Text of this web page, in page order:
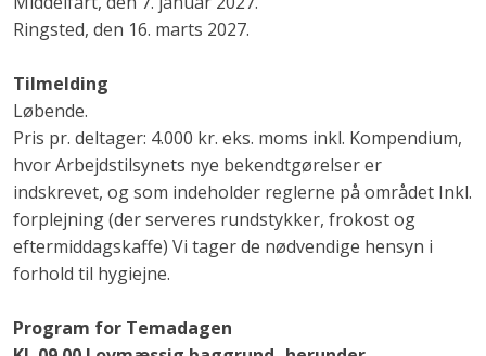
Ringsted, den 16. marts 2027.
Tilmelding
Løbende.
Pris pr. deltager: 4.000 kr. eks. moms inkl. Kompendium,
hvor Arbejdstilsynets nye bekendtgørelser er
indskrevet, og som indeholder reglerne på området Inkl.
forplejning (der serveres rundstykker, frokost og
eftermiddagskaffe) Vi tager de nødvendige hensyn i
forhold til hygiejne.
Program for Temadagen